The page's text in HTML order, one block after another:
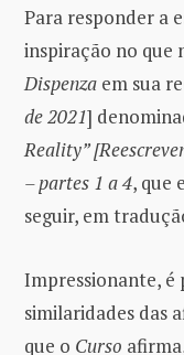
Para responder a
inspiração no que
Dispenza em sua
de 2021]
Reality”
– partes 1 a 4, que
seguir, em
Impressionante, é
similaridades das
que o Curso